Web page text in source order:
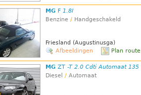
MG F 1.8I
Benzine / Handgeschakeld
Friesland (Augustinusga)
Afbeeldingen
Plan route
MG ZT -T 2.0 Cdti Automaat 135
Diesel
/ Automaat